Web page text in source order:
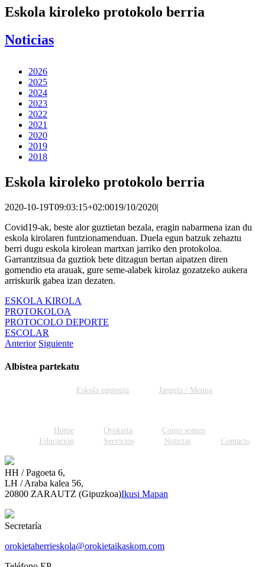
Eskola kiroleko protokolo berria
Noticias
2026
2025
2024
2023
2022
2021
2020
2019
2018
Eskola kiroleko protokolo berria
2020-10-19T09:03:15+02:0019/10/2020|
Covid19-ak, beste alor guztietan bezala, eragin nabarmena izan du
eskola kirolaren funtzionamenduan. Duela egun batzuk zehaztu
berri dugu eskola kirolean martxan jarriko den protokoloa.
Garrantzitsua da guztiok bete ditzagun bertan aipatzen diren
gomendio eta arauak, gure seme-alabek kirolaz gozatzeko aukera
arriskurik gabea izan dezaten.
ESKOLA KIROLA
PROTOKOLOA
PROTOCOLO DEPORTE
ESCOLAR
Anterior Siguiente
Albistea partekatu
Eskola egutegia Jangela / Menua
Home Orokieta
Cómo somos
Educación
Servicios Noticias Contacto
HH / Pagoeta 6,
LH / Araba kalea 56,
20800 ZARAUTZ (Gipuzkoa)Ikusi Mapan
Secretaría
orokietaherrieskola@orokietaikaskom.com